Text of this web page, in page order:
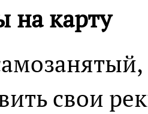
на карту
свои